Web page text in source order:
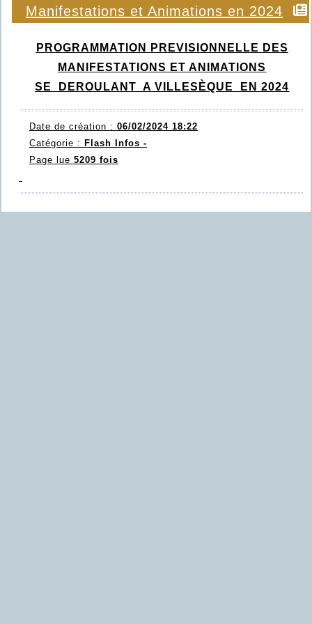
Manifestations et Animations en 2024
PROGRAMMATION PREVISIONNELLE DES
MANIFESTATIONS ET ANIMATIONS
SE DEROULANT A VILLESÈQUE EN 2024
Date de création : 06/02/2024 18:22
Catégorie : Flash Infos -
Page lue 5209 fois